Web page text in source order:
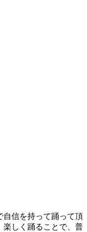
自信を持って踊って頂
しく踊ることで、普